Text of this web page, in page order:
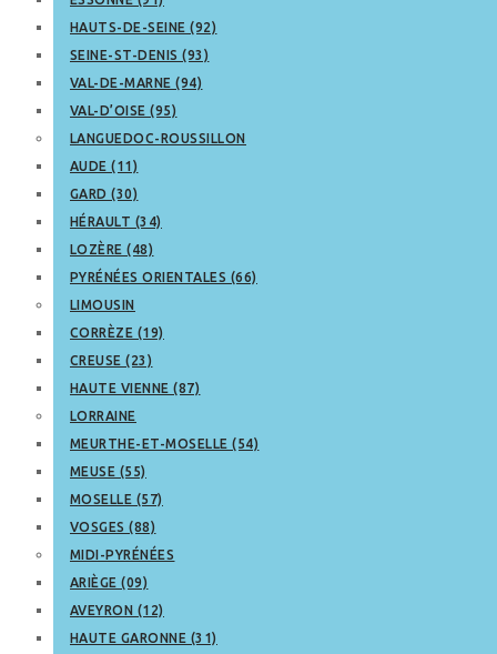
HAUTS-DE-SEINE (92)
SEINE-ST-DENIS (93)
VAL-DE-MARNE (94)
VAL-D’OISE (95)
LANGUEDOC-ROUSSILLON
AUDE (11)
GARD (30)
HÉRAULT (34)
LOZÈRE (48)
PYRÉNÉES ORIENTALES (66)
LIMOUSIN
CORRÈZE (19)
CREUSE (23)
HAUTE VIENNE (87)
LORRAINE
MEURTHE-ET-MOSELLE (54)
MEUSE (55)
MOSELLE (57)
VOSGES (88)
MIDI-PYRÉNÉES
ARIÈGE (09)
AVEYRON (12)
HAUTE GARONNE (31)